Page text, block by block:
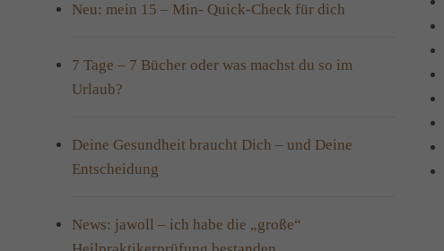
Neu: mein 15 – Min- Quick-Check für dich
7 Tage – 7 Bücher oder was machst du so im
Urlaub?
Deine Gesundheit braucht Dich – und Deine
Entscheidung
News: jawoll – ich habe die „große“